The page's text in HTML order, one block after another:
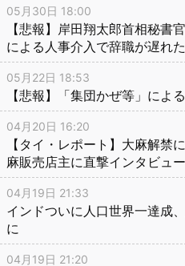
05月30日 18:00
【悲報】岸田翔太郎首相秘書
による人事介入で辞職が遅れ
05月22日 18:53
【悲報】「集団かぜ等」によ
04月20日 16:20
【タイ・レポート】大麻解禁
麻販売店主に直撃インタビュー
04月19日 21:33
インドついに人口世界一達成
に
04月19日 21:20